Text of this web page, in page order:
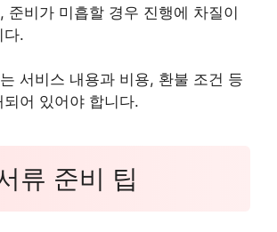
준비가 미흡할 경우 진행에 차질이
다.
서비스 내용과 비용, 환불 조건 등
어 있어야 합니다.
류 준비 팁